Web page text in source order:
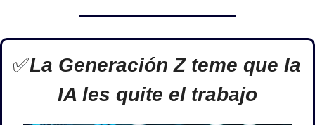
✅La Generación Z teme que la
IA les quite el trabajo